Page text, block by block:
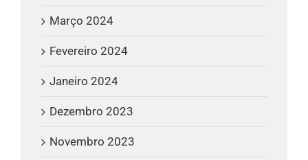
Março 2024
Fevereiro 2024
Janeiro 2024
Dezembro 2023
Novembro 2023